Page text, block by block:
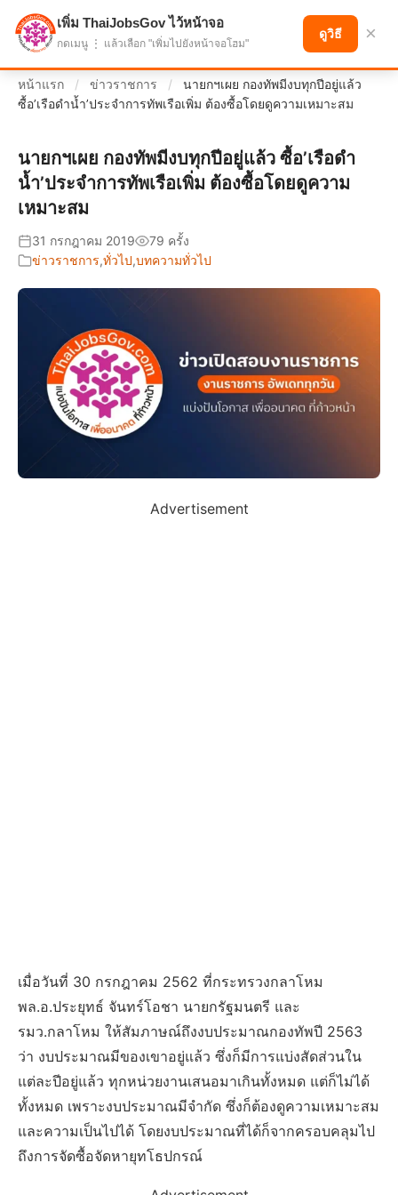
แบ่งปันโอกาส เพื่ออนาคตที่ก้าวหน้า
หน้าแรก / ข่าวราชการ /
นายกฯเผย กองทัพมีงบทุกปีอยู่แล้ว
ซื้อ’เรือดำน้ำ’ประจำการทัพเรือเพิ่ม ต้องซื้อโดยดูความเหมาะสม
นายกฯเผย กองทัพมีงบทุกปีอยู่แล้ว ซื้อ’เรือดำ
น้ำ’ประจำการทัพเรือเพิ่ม ต้องซื้อโดยดูความ
เหมาะสม
31 กรกฎาคม 2019
79 ครั้ง
ข่าวราชการ,ทั่วไป,บทความทั่วไป
Advertisement
เมื่อวันที่ 30 กรกฎาคม 2562 ที่กระทรวงกลาโหม
พล.อ.ประยุทธ์ จันทร์โอชา นายกรัฐมนตรี และ
รมว.กลาโหม ให้สัมภาษณ์ถึงงบประมาณกองทัพปี 2563
ว่า งบประมาณมีของเขาอยู่แล้ว ซึ่งก็มีการแบ่งสัดส่วนใน
แต่ละปีอยู่แล้ว ทุกหน่วยงานเสนอมาเกินทั้งหมด แต่ก็ไม่ได้
ทั้งหมด เพราะงบประมาณมีจำกัด ซึ่งก็ต้องดูความเหมาะสม
และความเป็นไปได้ โดยงบประมาณที่ได้ก็จากครอบคลุมไป
ถึงการจัดซื้อจัดหายุทโธปกรณ์
เพิ่ม ThaiJobsGov ไว้หน้าจอ
กดเมนู ⋮ แล้วเลือก "เพิ่มไปยังหน้าจอโฮม"
ดูวิธี ×